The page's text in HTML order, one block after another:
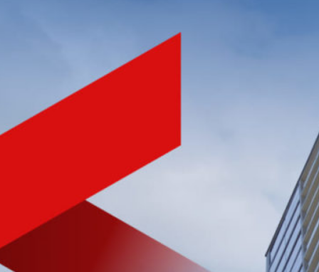
NHÀ PHÁT TRIỂN BẤT ĐỘNG SẢN
CHẤT LƯỢNG HÀNG ĐẦU
VIỆT NAM